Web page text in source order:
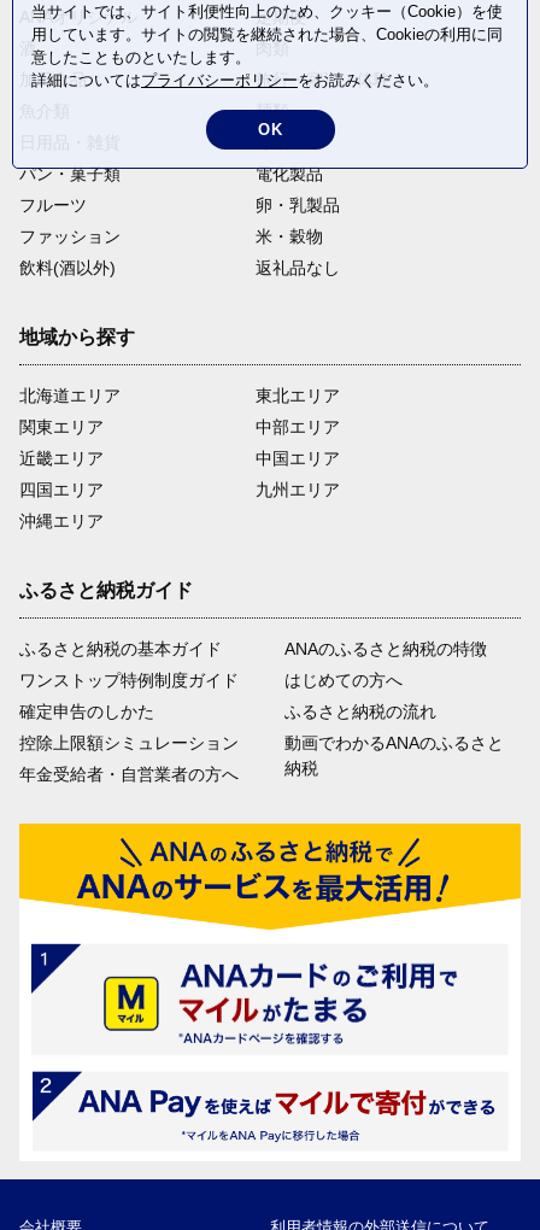
ANAオリジナル
定期便
酒
肉類
加工食品
旅行・宿泊・体験
麺類
パン・菓子類
電化製品
フルーツ
卵・乳製品
ファッション
米・穀物
飲料(酒以外)
返礼品なし
地域から探す
北海道エリア
関東エリア
近畿エリア
四国エリア
沖縄エリア
東北エリア
中部エリア
中国エリア
九州エリア
ふるさと納税ガイド
ふるさと納税の基本ガイド
ワンストップ特例制度ガイド
確定申告のしかた
控除上限額シミュレーション
年金受給者・自営業者の方へ
ANAのふるさと納税の特徴
はじめての方へ
ふるさと納税の流れ
動画でわかるANAのふるさと
納税
当サイトでは、サイト利便性向上のため、クッキー（Cookie）を使
用しています。サイトの閲覧を継続された場合、Cookieの利用に同
意したことものといたします。
詳細についてはプライバシーポリシーをお読みください。
OK